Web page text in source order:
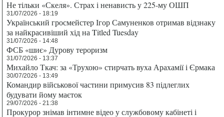
Не тільки «Скеля». Страх і ненависть у 225-му ОШП
31/07/2026 - 18:19
Український гросмейстер Ігор Самуненков отримав відзнаку
за найкрасивіший хід на Titled Tuesday
31/07/2026 - 14:48
ФСБ «шиє» Дурову тероризм
31/07/2026 - 13:37
Михайло Ткач: за «Трухою» стирчать вуха Арахамії і Єрмака
30/07/2026 - 13:49
Командир військової частини примусив 83 підлеглих
будувати йому маєток
29/07/2026 - 21:38
Прокурор знімав інтимне відео у службовому кабінеті і